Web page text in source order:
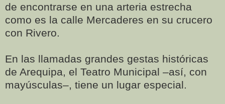
de encontrarse en una arteria estrecha
como es la calle Mercaderes en su crucero
con Rivero.
En las llamadas grandes gestas históricas
de Arequipa, el Teatro Municipal –así, con
mayúsculas–, tiene un lugar especial.